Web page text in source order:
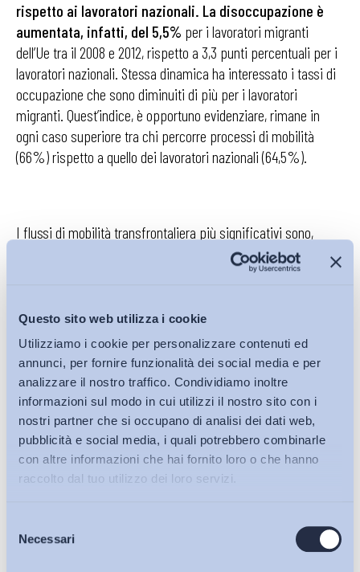
Questo sito web utilizza i cookie
Utilizziamo i cookie per personalizzare contenuti ed
annunci, per fornire funzionalità dei social media e per
analizzare il nostro traffico. Condividiamo inoltre
informazioni sul modo in cui utilizzi il nostro sito con i
nostri partner che si occupano di analisi dei dati web,
pubblicità e social media, i quali potrebbero combinarle
con altre informazioni che hai fornito loro o che hanno
raccolto dal tuo utilizzo dei loro servizi.
delNecessariBollettini ADAPT
rispetto ai lavoratori nazionali. La disoccupazione è
aumentata, infatti, del 5,5% per i lavoratori migranti
dell’Ue tra il 2008 e 2012, rispetto a 3,3 punti percentuali per i
lavoratori nazionali. Stessa dinamica ha interessato i tassi di
occupazione che sono diminuiti di più per i lavoratori
migranti. Quest’indice, è opportuno evidenziare, rimane in
ogni caso superiore tra chi percorre processi di mobilità
(66%) rispetto a quello dei lavoratori nazionali (64,5%).
I flussi di mobilità transfrontaliera più significativi sono,
quindi, quelli Est-Ovest che dominano quelli Sud-Nord. Così
come Germania e Regno Unito sono (e rimangono) i principali
di migranti provenienti dalle economie in difficoltà dell’Europa
meridionale e dell’Irlanda. I flussi da Grecia e Spagna, per
esempio, sono più che raddoppiati nel periodo 2007-2011.
Un Paese, insomma, mostra la sua prospettiva di sviluppo
anche dalla capacità di attrarre capitali finanziari, e umani, in
movimento.C’è da auspicare, quindi, che in questa
promozione, anche in Italia, della mobilità
Diventare, infatti, un luogo di